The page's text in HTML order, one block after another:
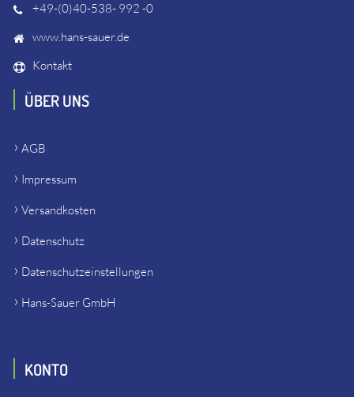
+49-(0)40-538- 992 -0
www.hans-sauer.de
Kontakt
ÜBER UNS
AGB
Impressum
Versandkosten
Datenschutz
Datenschutzeinstellungen
Hans-Sauer GmbH
KONTO